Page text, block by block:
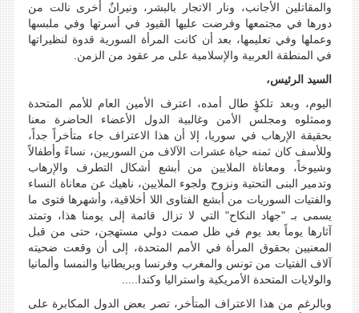
والمقاتلين الأجانب، ونار الاتجار بالبشر، ونيرانٌ أخرى نالت من
دورها في مجتمعها وفرضت عليها القيود في أسرتها وفي ملبسها
وعملها وفي تعليمها، بعد أن كانت المرأة السورية قدوة لنظيراتها
في المنطقة العربية والإسلامية على مر عقود من الزمن.
السيد الرئيس،
اليوم، وبعد تلكؤٍ طال أمده، اعترف الأمين العام للأمم المتحدة
وممثلوه ومجلس الأمن وغالبية الدول الأعضاء الحاضرة معنا
بحقيقة الإرهاب في سوريا، إلا أن هذا الاعتراف جاء متأخراً جداً،
وللأسف كان ثمنه حياة عشرات الآلاف من السوريين، نساءً وأطفالاً
وشيوخاً، ومعاناة الملايين من أبشع أشكال التطرف والإرهاب
وتدمير البنى التحتية ونزوح ولجوء الملايين، ناهيك عن معاناة النساء
والفتيات السوريات من أبشع الفتاوى اللا أخلاقية، وأشهرها فتوى ما
يسمى بـ "جهاد النكاح" التي لا تزال قائمة إلى يومنا هذا، وتمتد
آثارها يوماً بعد يوم في ظل صمت دولي مستهجن، حتى من قبل
المعنيين بحقوق المرأة في الأمم المتحدة، إلى أن وقعت ضحيته
آلاف الفتيات من تونس والمغرب وفرنسا وبريطانيا والنمسا وألمانيا
والولايات المتحدة الأمريكية واستراليا وكندا.....
وبالرغم من هذا الاعتراف المتأخر، تصر بعض الدول المكابرة على